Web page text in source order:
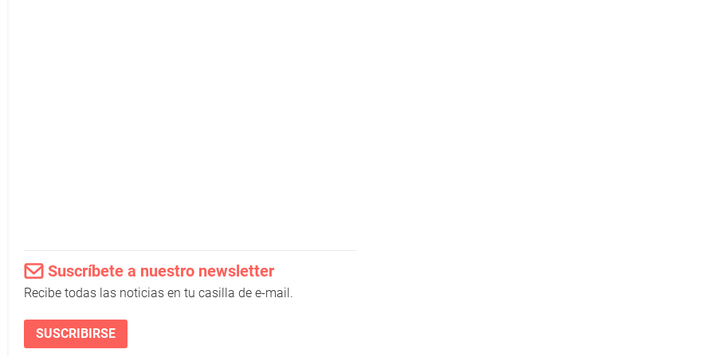
Suscríbete a nuestro newsletter
Recibe todas las noticias en tu casilla de e-mail.
SUSCRIBIRSE